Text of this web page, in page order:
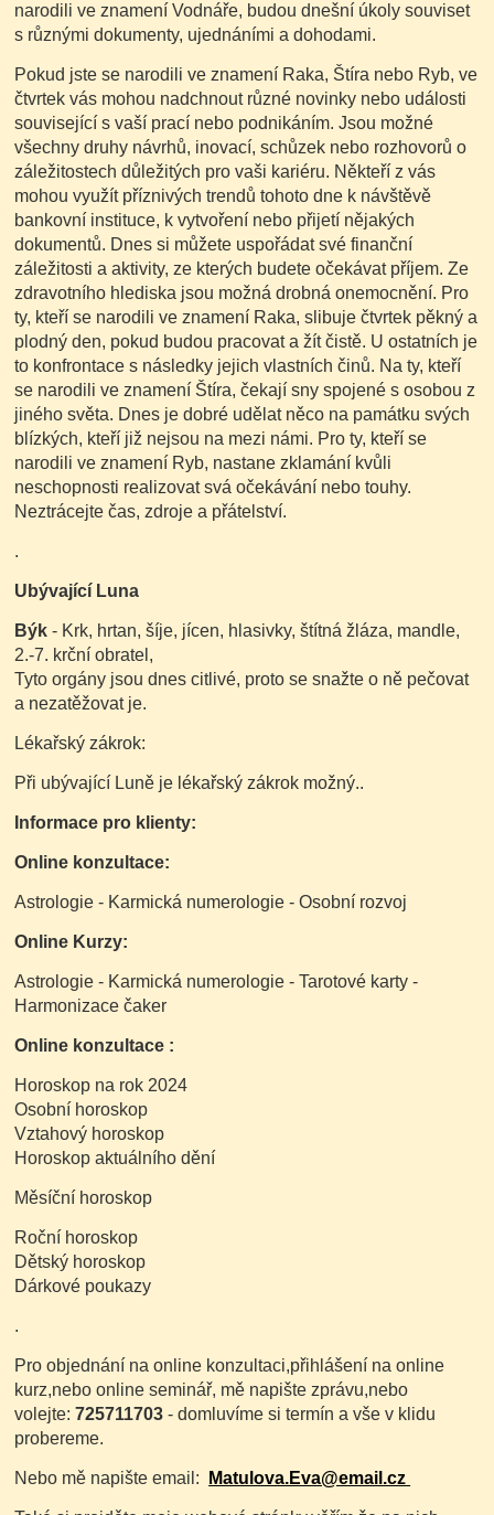
narodili ve znamení Vodnáře, budou dnešní úkoly souviset
s různými dokumenty, ujednáními a dohodami.
Pokud jste se narodili ve znamení Raka, Štíra nebo Ryb, ve
čtvrtek vás mohou nadchnout různé novinky nebo události
související s vaší prací nebo podnikáním. Jsou možné
všechny druhy návrhů, inovací, schůzek nebo rozhovorů o
záležitostech důležitých pro vaši kariéru. Někteří z vás
mohou využít příznivých trendů tohoto dne k návštěvě
bankovní instituce, k vytvoření nebo přijetí nějakých
dokumentů. Dnes si můžete uspořádat své finanční
záležitosti a aktivity, ze kterých budete očekávat příjem. Ze
zdravotního hlediska jsou možná drobná onemocnění. Pro
ty, kteří se narodili ve znamení Raka, slibuje čtvrtek pěkný a
plodný den, pokud budou pracovat a žít čistě. U ostatních je
to konfrontace s následky jejich vlastních činů. Na ty, kteří
se narodili ve znamení Štíra, čekají sny spojené s osobou z
jiného světa. Dnes je dobré udělat něco na památku svých
blízkých, kteří již nejsou na mezi námi. Pro ty, kteří se
narodili ve znamení Ryb, nastane zklamání kvůli
neschopnosti realizovat svá očekávání nebo touhy.
Neztrácejte čas, zdroje a přátelství.
.
Ubývající Luna
Býk - Krk, hrtan, šíje, jícen, hlasivky, štítná žláza, mandle,
2.-7. krční obratel,
Tyto orgány jsou dnes citlivé, proto se snažte o ně pečovat
a nezatěžovat je.
Lékařský zákrok:
Při ubývající Luně je lékařský zákrok možný..
Informace pro klienty:
Online konzultace:
Astrologie - Karmická numerologie - Osobní rozvoj
Online Kurzy:
Astrologie - Karmická numerologie - Tarotové karty -
Harmonizace čaker
Online konzultace :
Horoskop na rok 2024
Osobní horoskop
Vztahový horoskop
Horoskop aktuálního dění
Měsíční horoskop
Roční horoskop
Dětský horoskop
Dárkové poukazy
.
Pro objednání na online konzultaci,přihlášení na online
kurz,nebo online seminář, mě napište zprávu,nebo
volejte: 725711703 - domluvíme si termín a vše v klidu
probereme.
Nebo mě napište email: Matulova.Eva@email.cz